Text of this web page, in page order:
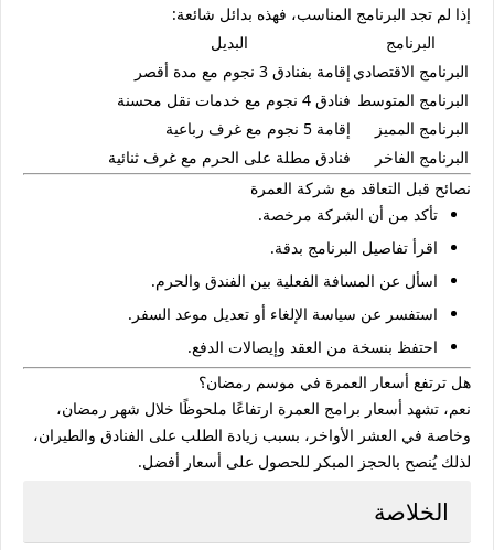
إذا لم تجد البرنامج المناسب، فهذه بدائل شائعة:
البرنامج
البديل
البرنامج الاقتصادي إقامة بفنادق 3 نجوم مع مدة أقصر
البرنامج المتوسط فنادق 4 نجوم مع خدمات نقل محسنة
البرنامج المميز
إقامة 5 نجوم مع غرف رباعية
البرنامج الفاخر
فنادق مطلة على الحرم مع غرف ثنائية
نصائح قبل التعاقد مع شركة العمرة
تأكد من أن الشركة مرخصة.
اقرأ تفاصيل البرنامج بدقة.
اسأل عن المسافة الفعلية بين الفندق والحرم.
استفسر عن سياسة الإلغاء أو تعديل موعد السفر.
احتفظ بنسخة من العقد وإيصالات الدفع.
هل ترتفع أسعار العمرة في موسم رمضان؟
نعم، تشهد أسعار برامج العمرة ارتفاعًا ملحوظًا خلال شهر رمضان،
وخاصة في العشر الأواخر، بسبب زيادة الطلب على الفنادق والطيران،
لذلك يُنصح بالحجز المبكر للحصول على أسعار أفضل.
الخلاصة